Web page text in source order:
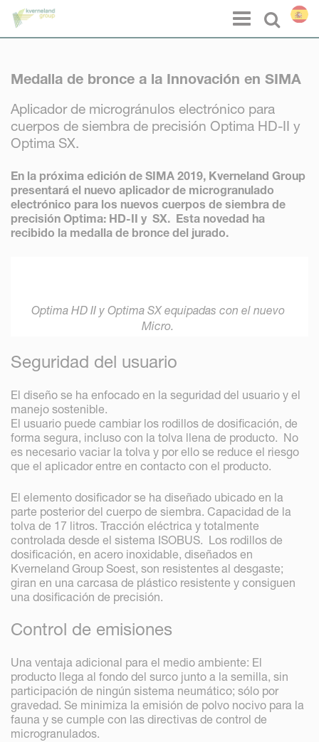
Select
Menu
Medalla de bronce a la Innovación en SIMA
Aplicador de microgránulos electrónico para
cuerpos de siembra de precisión Optima HD-II y
Optima SX.
En la próxima edición de SIMA 2019, Kverneland Group
presentará el nuevo aplicador de microgranulado
electrónico para los nuevos cuerpos de siembra de
precisión Optima: HD-II y SX. Esta novedad ha
recibido la medalla de bronce del jurado.
Optima HD II y Optima SX equipadas con el nuevo
Micro.
Seguridad del usuario
El diseño se ha enfocado en la seguridad del usuario y el
manejo sostenible.
El usuario puede cambiar los rodillos de dosificación, de
forma segura, incluso con la tolva llena de producto. No
es necesario vaciar la tolva y por ello se reduce el riesgo
que el aplicador entre en contacto con el producto.
El elemento dosificador se ha diseñado ubicado en la
parte posterior del cuerpo de siembra. Capacidad de la
tolva de 17 litros. Tracción eléctrica y totalmente
controlada desde el sistema ISOBUS. Los rodillos de
dosificación, en acero inoxidable, diseñados en
Kverneland Group Soest, son resistentes al desgaste;
giran en una carcasa de plástico resistente y consiguen
una dosificación de precisión.
Control de emisiones
Una ventaja adicional para el medio ambiente: El
producto llega al fondo del surco junto a la semilla, sin
participación de ningún sistema neumático; sólo por
gravedad. Se minimiza la emisión de polvo nocivo para la
fauna y se cumple con las directivas de control de
microgranulados.
Panel de gestión de cookies